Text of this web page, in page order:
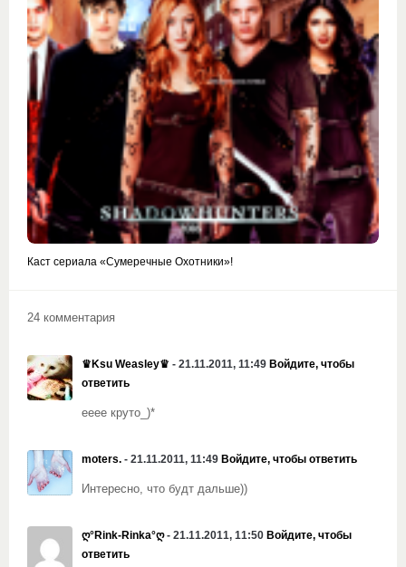
Каст сериала «Сумеречные Охотники»!
24 комментария
♛Ksu Weasley♛ - 21.11.2011, 11:49 Войдите, чтобы
ответить
ееее круто_)*
moters. - 21.11.2011, 11:49 Войдите, чтобы ответить
Интересно, что будт дальше))
ღ°Rink-Rinka°ღ- 21.11.2011, 11:50 Войдите, чтобы
ответить